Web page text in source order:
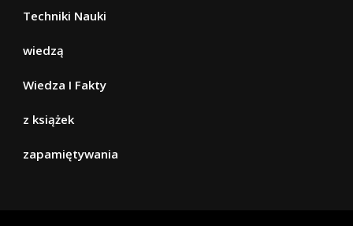
Techniki Nauki
wiedzą
Wiedza I Fakty
z książek
zapamiętywania